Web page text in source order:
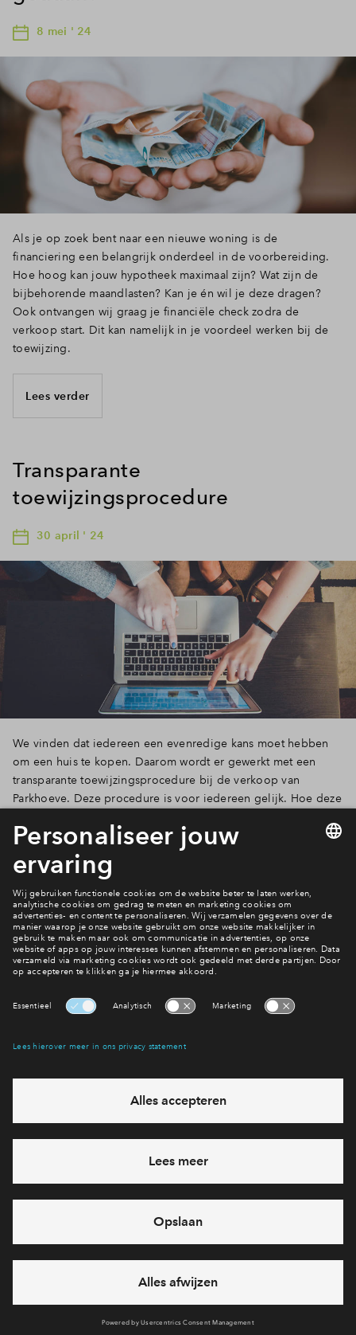
8 mei ' 24
Als je op zoek bent naar een nieuwe woning is de
financiering een belangrijk onderdeel in de voorbereiding.
Hoe hoog kan jouw hypotheek maximaal zijn? Wat zijn de
bijbehorende maandlasten? Kan je én wil je deze dragen?
Ook ontvangen wij graag je financiële check zodra de
verkoop start. Dit kan namelijk in je voordeel werken bij de
toewijzing.
Lees verder
Transparante
toewijzingsprocedure
30 april ' 24
We vinden dat iedereen een evenredige kans moet hebben
om een huis te kopen. Daarom wordt er gewerkt met een
transparante toewijzingsprocedure bij de verkoop van
Parkhoeve. Deze procedure is voor iedereen gelijk. Hoe deze
Lees verder
6 van 20
Heb je een vraag en wil je direct antwoord? Bel ons op088 -
vandaag van 09:00 - 18:00 uur